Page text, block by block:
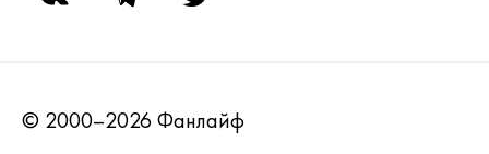
© 2000–2026 Фанлайф